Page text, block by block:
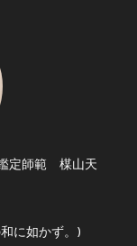
定師範 楳山天
に如かず。)